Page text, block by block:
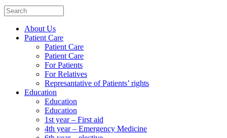
About Us
Patient Care
Patient Care
Patient Care
For Patients
For Relatives
Represantative of Patients’ rights
Education
Education
Education
1st year – First aid
4th year – Emergency Medicine